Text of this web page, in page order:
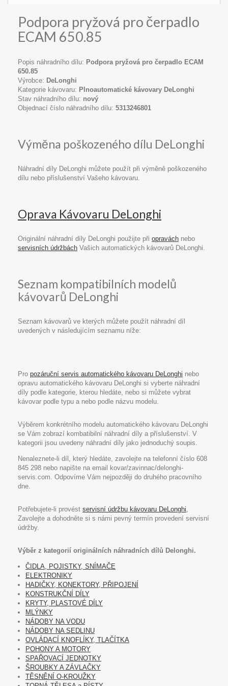
Podpora pryžová pro čerpadlo
ECAM 650.85
Popis náhradního dílu: Podpora pryžová pro čerpadlo ECAM
650.85
Výrobce: DeLonghi
Kategorie kávovaru: Plnoautomatické kávovary DeLonghi
Stav náhradního dílu: nový
Objednací číslo náhradního dílu: 5313246801
Výměna poškozeného dílu DeLonghi
Náhradní díly DeLonghi můžete použít při výměně poškozeného
dílu nebo příslušenství Vašeho kávovaru.
Oprava Kávovaru DeLonghi
Originální náhradní díly DeLonghi použijte při opravách nebo
servisních údržbách Vašich automatických kávovarů DeLonghi.
Seznam kompatibilních modelů
kávovarů DeLonghi
Seznam kávovarů ve kterých můžete použít náhradní díl
uvedených v následujícím seznamu níže:
Pro pozáruční servis automatického kávovaru DeLonghi nebo
opravu automatického kávovaru DeLonghi si vyberte náhradní
díly podle kategorie, kterou hledáte, nebo si můžete vybrat
kávovar podle typu a nebo podle názvu modelu.
Výběrem konkrétního modelu automatického kávovaru DeLonghi
se Vám zobrazí kombatibilní náhradní díly a příslušenství. V
kategorii jsou uvedeny náhradní díly jako jednoduchý soupis.
Nenaleznete-li díl, který hledáte, zavolejte na telefonní číslo 608
845 298 nebo napište na email kovar/zavinnac/delonghi-
servis.com. Odpovíme Vám nejpozději do druhého pracovního
dne.
Potřebujete-li provést servisní údržbu kávovaru DeLonghi,
Zavolejte a dohodněte si s námi pevný termín provedení servisní
údržby.
Výběr z kategorií originálních náhradních dílů Delonghi.
ČIDLA, POJISTKY, SNÍMAČE
ELEKTRONIKY
HADIČKY, KONEKTORY, PŘIPOJENÍ
KONSTRUKČNÍ DÍLY
KRYTY, PLASTOVÉ DÍLY
MLÝNKY
NÁDOBY NA VODU
NÁDOBY NA SEDLINU
OVLÁDACÍ KNOFLÍKY, TLAČÍTKA
POHONY A MOTORY
SPAŘOVACÍ JEDNOTKY
ŠROUBKY A ZÁVLAČKY
TĚSNĚNÍ O-KROUŽKY